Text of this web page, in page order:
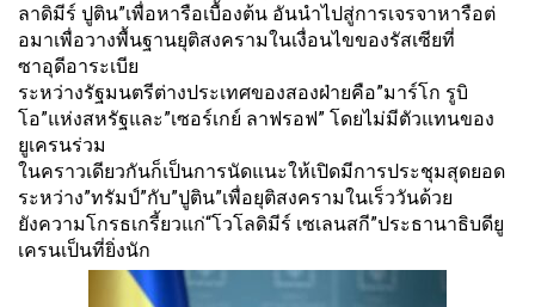
ลาดิมีร์ ปูติน”เพื่อหารือเบื้องต้น อันนำไปสู่การเจรจาหารือต่
อมาเพื่อวางพื้นฐานยุติสงครามในเงื่อนไขของรัสเซียที่
ซาอุดีอาระเบีย
ระหว่างรัฐมนตรีต่างประเทศของสองฝ่ายคือ”มาร์โก รูบิ
โอ”แห่งสหรัฐและ”เซอร์เกย์ ลาฟรอฟ” โดยไม่มีตัวแทนของ
ยูเครนร่วม
ในคราวเดียวกันก็เป็นการนัดแนะให้เปิดมีการประชุมสุดยอด
ระหว่าง”ทรัมป์”กับ”ปูติน”เพื่อยุติสงครามในเร็ววันด้วย
ยังความโกรธเกรี้ยวแก่“โวโลดิมีร์ เซเลนสกี”ประธานาธิบดียู
เครนเป็นที่ยิ่งนัก